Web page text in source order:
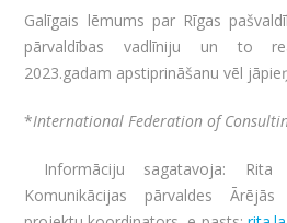
Galīgais lēmums par Rīgas
pārvaldības vadlīniju un to
2023.gadam apstiprināšanu vēl
*International Federation of
Informāciju sagatavoja:
Komunikācijas pārvaldes